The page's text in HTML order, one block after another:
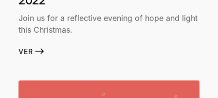
Join us for a reflective evening of hope and light
this Christmas.
VER